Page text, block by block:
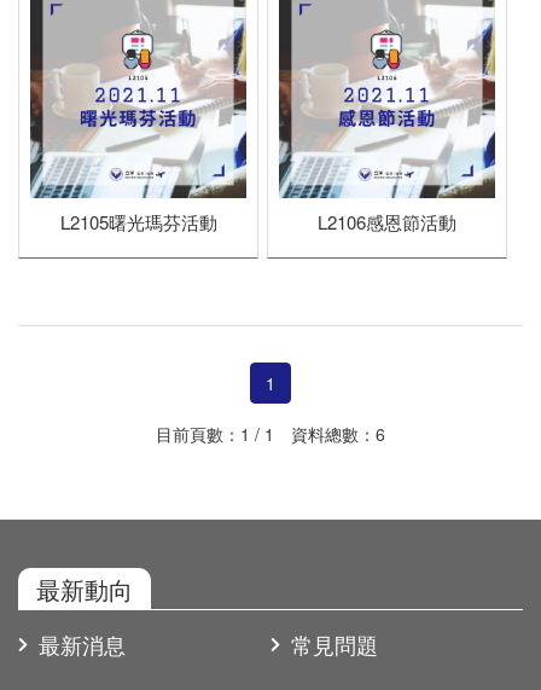
L2105曙光瑪芬活動 L2106感恩節活動
1
目前頁數：1 / 1 資料總數：6
最新動向
最新消息 常見問題